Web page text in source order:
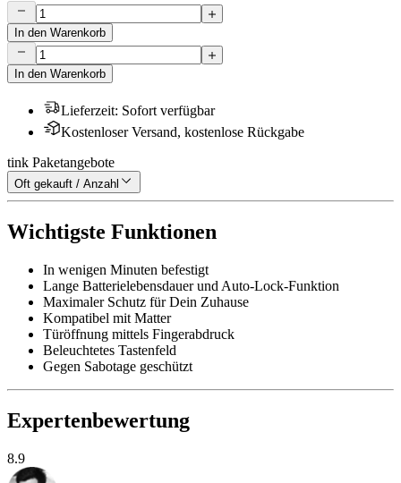
In den Warenkorb
In den Warenkorb
Lieferzeit: Sofort verfügbar
Kostenloser Versand, kostenlose Rückgabe
tink Paketangebote
Oft gekauft / Anzahl
Wichtigste Funktionen
In wenigen Minuten befestigt
Lange Batterielebensdauer und Auto-Lock-Funktion
Maximaler Schutz für Dein Zuhause
Kompatibel mit Matter
Türöffnung mittels Fingerabdruck
Beleuchtetes Tastenfeld
Gegen Sabotage geschützt
Expertenbewertung
8.9